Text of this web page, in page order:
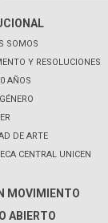
SOMOS
Y RESOLUCIONES
AÑOS
DE ARTE
CENTRAL UNICEN
MOVIMIENTO
ABIERTO